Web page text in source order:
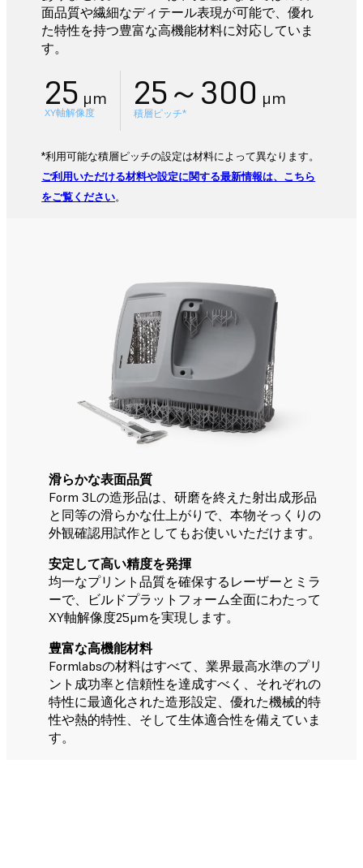
面品質や繊細なディテール表現が可能で、優れ
た特性を持つ豊富な高機能材料に対応していま
す。
25 μm
XY軸解像度 25～300 μm
積層ピッチ*
*利用可能な積層ピッチの設定は材料によって異なります。
ご利用いただける材料や設定に関する最新情報は、こちら
をご覧ください。
滑らかな表面品質
Form 3Lの造形品は、研磨を終えた射出成形品
と同等の滑らかな仕上がりで、本物そっくりの
外観確認用試作としてもお使いいただけます。
安定して高い精度を発揮
均一なプリント品質を確保するレーザーとミラ
ーで、ビルドプラットフォーム全面にわたって
XY軸解像度25μmを実現します。
豊富な高機能材料
Formlabsの材料はすべて、業界最高水準のプリ
ント成功率と信頼性を達成すべく、それぞれの
特性に最適化された造形設定、優れた機械的特
性や熱的特性、そして生体適合性を備えていま
す。